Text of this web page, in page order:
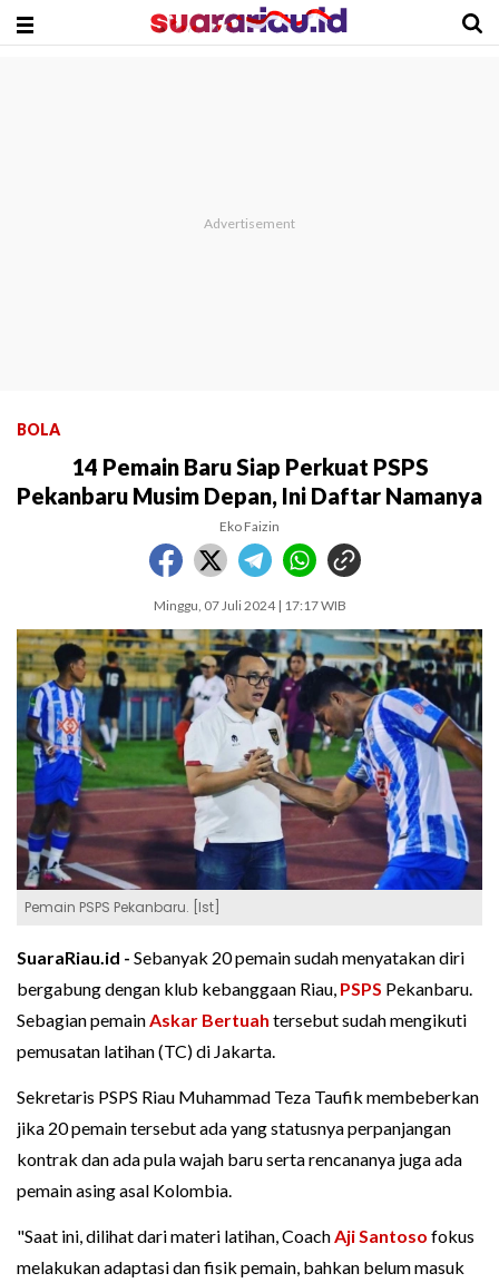
BOLA
14 Pemain Baru Siap Perkuat PSPS
Pekanbaru Musim Depan, Ini Daftar Namanya
Eko Faizin
Minggu, 07 Juli 2024 | 17:17 WIB
Pemain PSPS Pekanbaru. [Ist]
SuaraRiau.id - Sebanyak 20 pemain sudah menyatakan diri
bergabung dengan klub kebanggaan Riau, PSPS Pekanbaru.
Sebagian pemainAskar Bertuah tersebut sudah mengikuti
pemusatan latihan (TC) di Jakarta.
Sekretaris PSPS Riau Muhammad Teza Taufik membeberkan
jika 20 pemain tersebut ada yang statusnya perpanjangan
kontrak dan ada pula wajah baru serta rencananya juga ada
pemain asing asal Kolombia.
"Saat ini, dilihat dari materi latihan, CoachAji Santoso fokus
melakukan adaptasi dan fisik pemain, bahkan belum masuk